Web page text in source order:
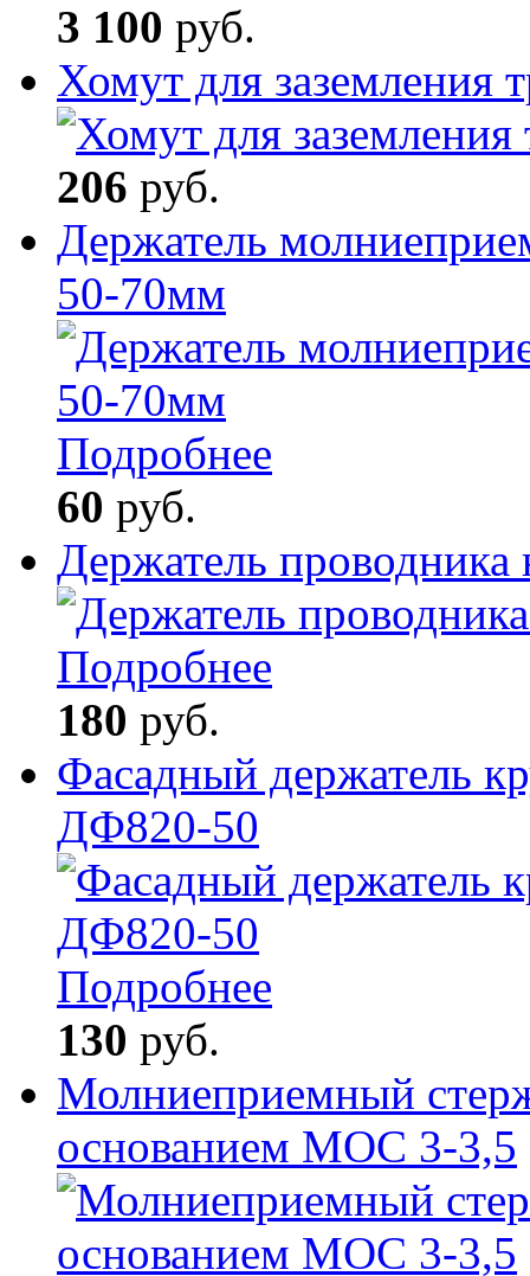
3 100 руб.
Хомут для заземления
206 руб.
Держатель
50-70мм
Подробнее
60 руб.
Держатель
Подробнее
180 руб.
Фасадный держатель
ДФ820-50
Подробнее
130 руб.
Молниеприемный
основанием МОС 3-3,5